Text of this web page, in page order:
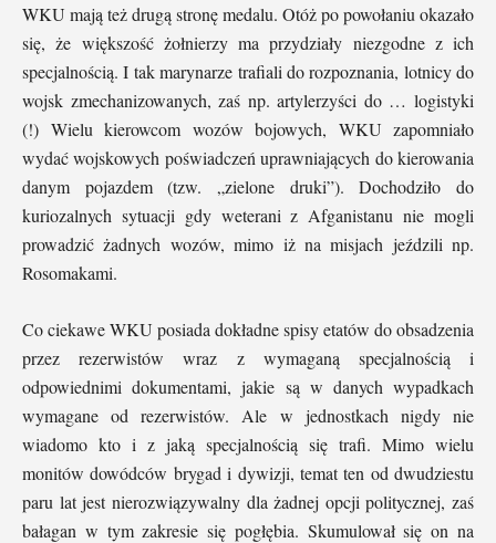
WKU mają też drugą stronę medalu. Otóż po powołaniu okazało
się, że większość żołnierzy ma przydziały niezgodne z ich
specjalnością. I tak marynarze trafiali do rozpoznania, lotnicy do
wojsk zmechanizowanych, zaś np. artylerzyści do … logistyki
(!) Wielu kierowcom wozów bojowych, WKU zapomniało
wydać wojskowych poświadczeń uprawniających do kierowania
danym pojazdem (tzw. „zielone druki”). Dochodziło do
kuriozalnych sytuacji gdy weterani z Afganistanu nie mogli
prowadzić żadnych wozów, mimo iż na misjach jeździli np.
Rosomakami.
Co ciekawe WKU posiada dokładne spisy etatów do obsadzenia
przez rezerwistów wraz z wymaganą specjalnością i
odpowiednimi dokumentami, jakie są w danych wypadkach
wymagane od rezerwistów. Ale w jednostkach nigdy nie
wiadomo kto i z jaką specjalnością się trafi. Mimo wielu
monitów dowódców brygad i dywizji, temat ten od dwudziestu
paru lat jest nierozwiązywalny dla żadnej opcji politycznej, zaś
bałagan w tym zakresie się pogłębia. Skumulował się on na